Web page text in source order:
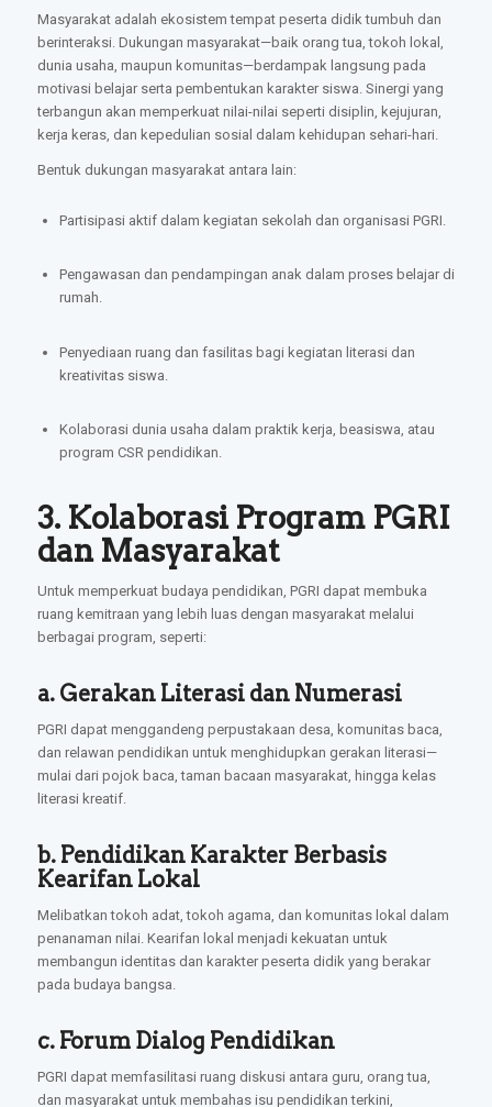
Masyarakat adalah ekosistem tempat peserta didik tumbuh dan
berinteraksi. Dukungan masyarakat—baik orang tua, tokoh lokal,
dunia usaha, maupun komunitas—berdampak langsung pada
motivasi belajar serta pembentukan karakter siswa. Sinergi yang
terbangun akan memperkuat nilai-nilai seperti disiplin, kejujuran,
kerja keras, dan kepedulian sosial dalam kehidupan sehari-hari.
Bentuk dukungan masyarakat antara lain:
Partisipasi aktif dalam kegiatan sekolah dan organisasi PGRI.
Pengawasan dan pendampingan anak dalam proses belajar di
rumah.
Penyediaan ruang dan fasilitas bagi kegiatan literasi dan
kreativitas siswa.
Kolaborasi dunia usaha dalam praktik kerja, beasiswa, atau
program CSR pendidikan.
3. Kolaborasi Program PGRI
dan Masyarakat
Untuk memperkuat budaya pendidikan, PGRI dapat membuka
ruang kemitraan yang lebih luas dengan masyarakat melalui
berbagai program, seperti:
a. Gerakan Literasi dan Numerasi
PGRI dapat menggandeng perpustakaan desa, komunitas baca,
dan relawan pendidikan untuk menghidupkan gerakan literasi—
mulai dari pojok baca, taman bacaan masyarakat, hingga kelas
literasi kreatif.
b. Pendidikan Karakter Berbasis
Kearifan Lokal
Melibatkan tokoh adat, tokoh agama, dan komunitas lokal dalam
penanaman nilai. Kearifan lokal menjadi kekuatan untuk
membangun identitas dan karakter peserta didik yang berakar
pada budaya bangsa.
c. Forum Dialog Pendidikan
PGRI dapat memfasilitasi ruang diskusi antara guru, orang tua,
dan masyarakat untuk membahas isu pendidikan terkini,